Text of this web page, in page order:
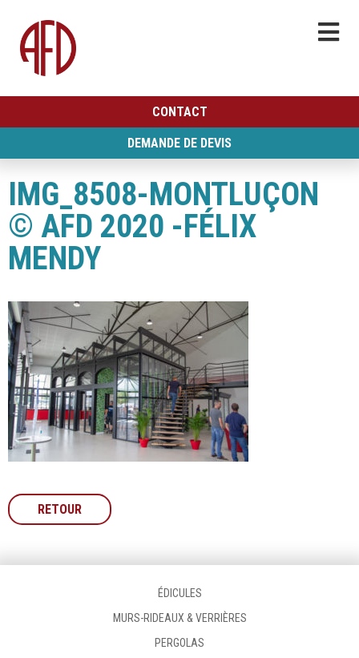
CONTACT
DEMANDE DE DEVIS
IMG_8508-MONTLUÇON
© AFD 2020 -FÉLIX
MENDY
RETOUR
ÉDICULES
MURS-RIDEAUX & VERRIÈRES
PERGOLAS